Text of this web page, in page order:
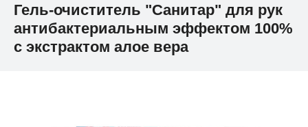
Гель-очиститель "Санитар" для рук
антибактериальным эффектом 100%
с экстрактом алое вера